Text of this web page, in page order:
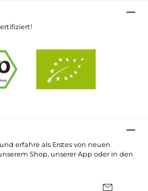
erfahre als Erstes von neuen
Shop, unserer App oder in den